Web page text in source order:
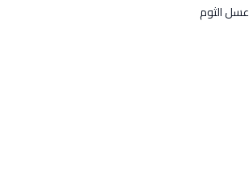
عسل الثوم